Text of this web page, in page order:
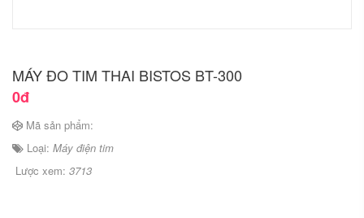
MÁY ĐO TIM THAI BISTOS BT-300
0đ
Mã sản phẩm:
Loại: Máy điện tim
Lược xem: 3713